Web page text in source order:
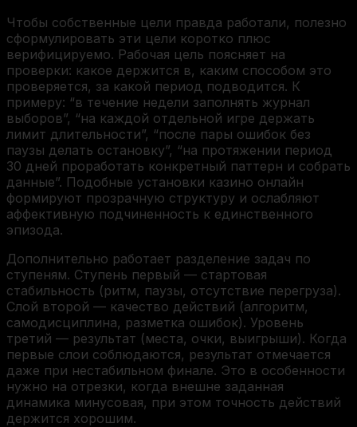
Чтобы собственные цели правда работали, полезно
сформулировать эти цели коротко плюс
верифицируемо. Рабочая цель поясняет на
проверки: какое держится в, каким способом это
проверяется, за какой период подводится. К
примеру: “в течение недели заполнять журнал
выборов”, “на каждой отдельной игре держать
лимит длительности”, “после пары ошибок без
паузы делать остановку”, “на протяжении период
30 дней проработать конкретный паттерн и собрать
данные”. Подобные установки казино онлайн
формируют прозрачную структуру и ослабляют
аффективную подчиненность к единственного
эпизода.
Дополнительно работает разделение задач по
ступеням. Ступень первый — стартовая
стабильность (ритм, паузы, отсутствие перегруза).
Слой второй — качество действий (алгоритм,
самодисциплина, разметка ошибок). Уровень
третий — результат (места, очки, выигрыши). Когда
первые слои соблюдаются, результат отмечается
даже при нестабильном финале. Это в особенности
нужно на отрезки, когда внешне заданная
динамика минусовая, при этом точность действий
держится хорошим.